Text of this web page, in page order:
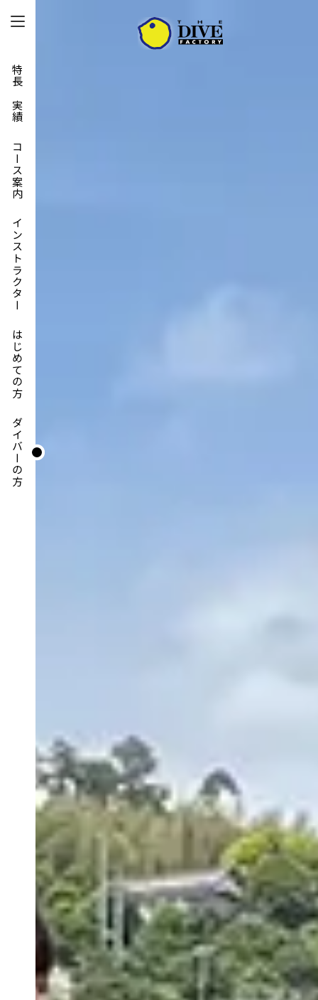
特長と実績
コース案内
インストラクター
はじめての方
ダイバーの方